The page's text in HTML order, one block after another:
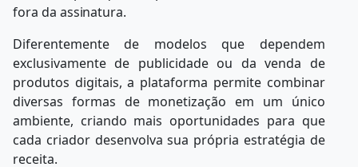
fora da assinatura.
Diferentemente
de modelos que
dependem
exclusivamente de publicidade ou da venda de
produtos digitais, a plataforma permite combinar
diversas formas de monetização em um único
ambiente, criando mais oportunidades para que
cada criador desenvolva sua própria estratégia de
receita.